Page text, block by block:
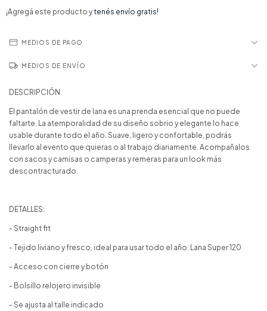
¡Agregá este producto ytenés envío gratis!
MEDIOS DE PAGO
MEDIOS DE ENVÍO
DESCRIPCIÓN
El pantalón de vestir de lana es una prenda esencial que no puede
faltarte. La atemporalidad de su diseño sobrio y elegante lo hace
usable durante todo el año. Suave, ligero y confortable, podrás
llevarlo al evento que quieras o al trabajo diariamente. Acompañalos
con sacos y camisas o camperas y remeras para un look más
descontracturado.
DETALLES:
- Straight fit
- Tejido liviano y fresco, ideal para usar todo el año. Lana Super 120
- Acceso con cierre y botón
- Bolsillo relojero invisible
- Se ajusta al talle indicado